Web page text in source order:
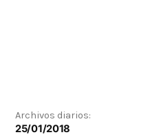
Archivos diarios:
25/01/2018